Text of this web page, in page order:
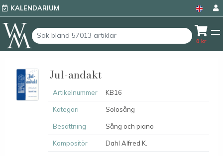
KALENDARIUM
0 kr
Jul-andakt
Artikelnummer KB16
Kategori Solosång
Besättning Sång och piano
Kompositör Dahl Alfred K.